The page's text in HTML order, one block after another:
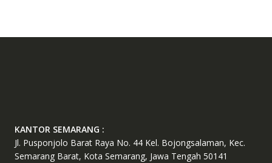
KANTOR SEMARANG :
Jl. Pusponjolo Barat Raya No. 44 Kel. Bojongsalaman, Kec.
Semarang Barat, Kota Semarang, Jawa Tengah 50141